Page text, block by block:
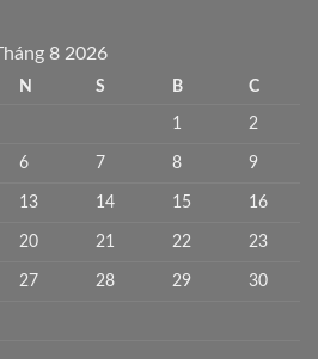
8 2026
N S B C
1 2
6 7 8 9
13 14 15 16
20 21 22 23
27 28 29 30